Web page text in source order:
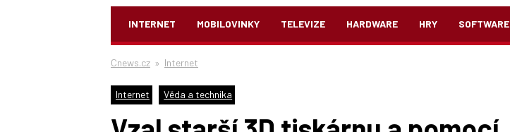
INTERNET MOBILOVINKY TELEVIZE HARDWARE HRY SOFTWARE
Cnews.cz » Internet
Internet Věda a technika